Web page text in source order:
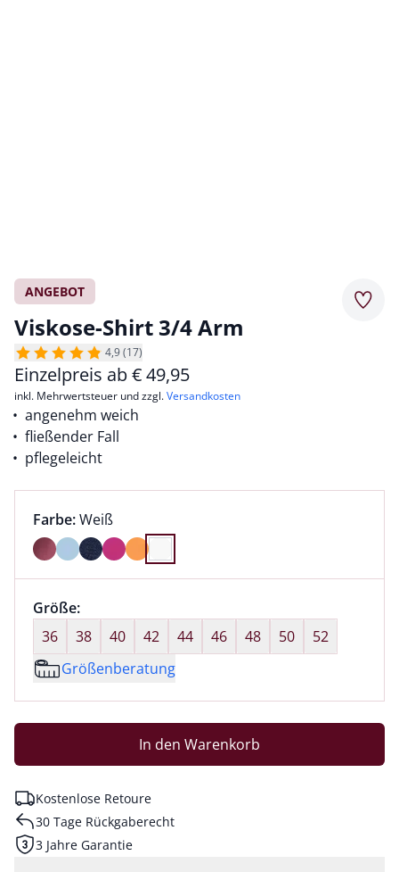
ANGEBOT
Viskose-Shirt 3/4 Arm
4,9 (17)
Einzelpreis ab€49,95
inkl. Mehrwertsteuer und zzgl.Versandkosten
angenehm weich
fließender Fall
pflegeleicht
Farbauswahl:
Farbe:aktuell ausgewählt:
Weiß
Farbe Weiß ausgewählt
Größenauswahl:
Größe:nichts ausgewählt
36
38 40 42 44 46 48 50
52
Größenberatung
In den Warenkorb
Kostenlose Retoure
30 Tage Rückgaberecht
3 Jahre Garantie